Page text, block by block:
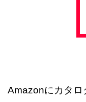
Amazonにカタロ